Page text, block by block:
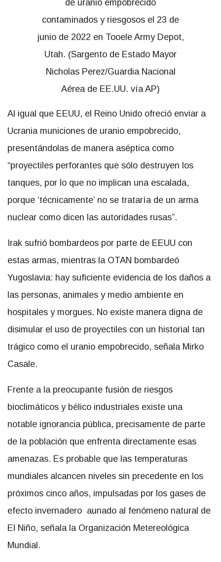
Al igual que EEUU, el Reino Unido ofreció enviar a
Ucrania municiones de uranio empobrecido,
presentándolas de manera aséptica como
“proyectiles perforantes que sólo destruyen los
tanques, por lo que no implican una escalada,
porque ‘técnicamente’ no se trataría de un arma
nuclear como dicen las autoridades rusas”.
Irak sufrió bombardeos por parte de EEUU con
estas armas, mientras la OTAN bombardeó
Yugoslavia: hay suficiente evidencia de los daños a
las personas, animales y medio ambiente en
hospitales y morgues. No existe manera digna de
disimular el uso de proyectiles con un historial tan
trágico como el uranio empobrecido, señala Mirko
Casale.
Frente a la preocupante fusión de riesgos
bioclimáticos y bélico industriales existe una
notable ignorancia pública, precisamente de parte
de la población que enfrenta directamente esas
amenazas. Es probable que las temperaturas
mundiales alcancen niveles sin precedente en los
próximos cinco años, impulsadas por los gases de
efecto invernadero aunado al fenómeno natural de
El Niño, señala la Organización Metereológica
Mundial.